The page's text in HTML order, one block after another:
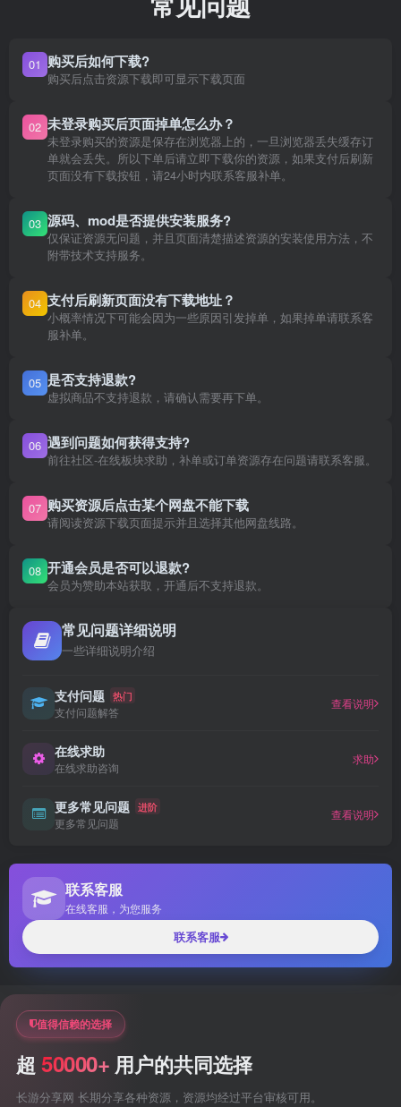
01 购买后如何下载?
购买后点击资源下载即可显示下载页面
02 未登录购买后页面掉单怎么办？
未登录购买的资源是保存在浏览器上的，一旦浏览器丢失缓存订
单就会丢失。所以下单后请立即下载你的资源，如果支付后刷新
页面没有下载按钮，请24小时内联系客服补单。
03 源码、mod是否提供安装服务?
仅保证资源无问题，并且页面清楚描述资源的安装使用方法，不
附带技术支持服务。
04 支付后刷新页面没有下载地址？
小概率情况下可能会因为一些原因引发掉单，如果掉单请联系客
服补单。
05 是否支持退款?
虚拟商品不支持退款，请确认需要再下单。
06 遇到问题如何获得支持?
前往社区-在线板块求助，补单或订单资源存在问题请联系客服。
07 购买资源后点击某个网盘不能下载
请阅读资源下载页面提示并且选择其他网盘线路。
08 开通会员是否可以退款?
会员为赞助本站获取，开通后不支持退款。
常见问题详细说明
一些详细说明介绍
支付问题 热门
支付问题解答
查看说明
在线求助
在线求助咨询
求助
更多常见问题 进阶
更多常见问题
查看说明
联系客服
在线客服，为您服务
联系客服
值得信赖的选择
超 50000+ 用户的共同选择
长游分享网 长期分享各种资源，资源均经过平台审核可用。